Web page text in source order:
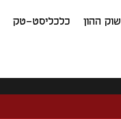
שוק ההון כלכליסט-טק